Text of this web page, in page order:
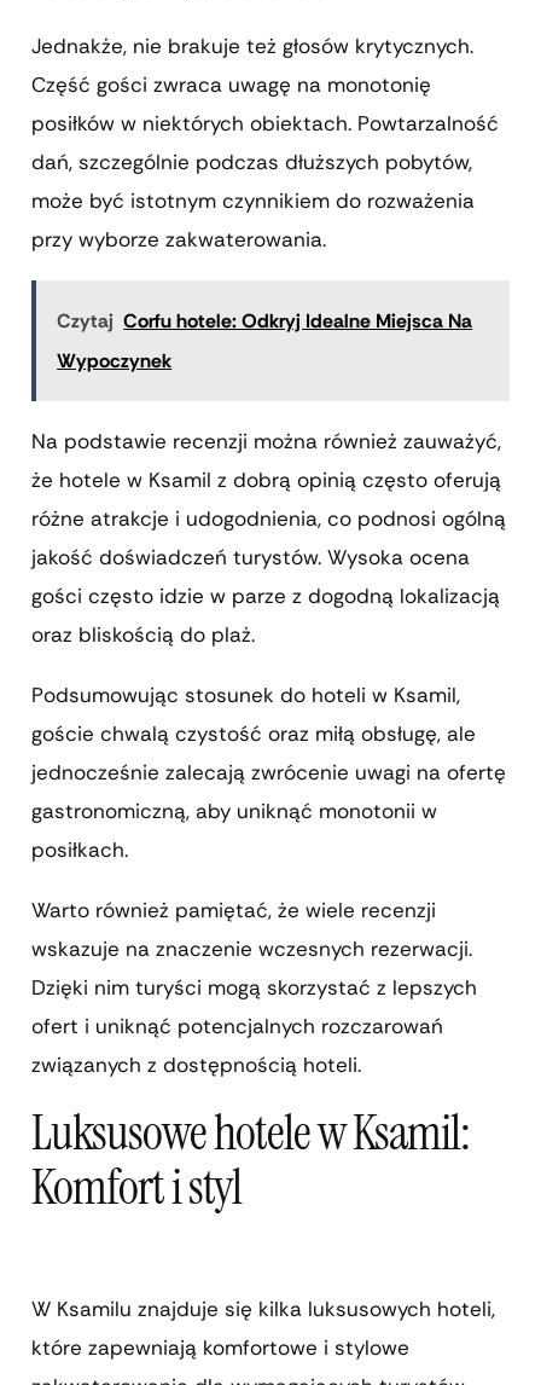
Jednakże, nie brakuje też głosów krytycznych.
Część gości zwraca uwagę na monotonię
posiłków w niektórych obiektach. Powtarzalność
dań, szczególnie podczas dłuższych pobytów,
może być istotnym czynnikiem do rozważenia
przy wyborze zakwaterowania.
Czytaj Corfu hotele: Odkryj Idealne Miejsca Na
Wypoczynek
Na podstawie recenzji można również zauważyć,
że hotele w Ksamil z dobrą opinią często oferują
różne atrakcje i udogodnienia, co podnosi ogólną
jakość doświadczeń turystów. Wysoka ocena
gości często idzie w parze z dogodną lokalizacją
oraz bliskością do plaż.
Podsumowując stosunek do hoteli w Ksamil,
goście chwalą czystość oraz miłą obsługę, ale
jednocześnie zalecają zwrócenie uwagi na ofertę
gastronomiczną, aby uniknąć monotonii w
posiłkach.
Warto również pamiętać, że wiele recenzji
wskazuje na znaczenie wczesnych rezerwacji.
Dzięki nim turyści mogą skorzystać z lepszych
ofert i uniknąć potencjalnych rozczarowań
związanych z dostępnością hoteli.
Luksusowe hotele w Ksamil:
Komfort i styl
W Ksamilu znajduje się kilka luksusowych hoteli,
które zapewniają komfortowe i stylowe